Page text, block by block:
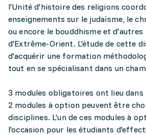
l'Unité d'histoire des religions
enseignements sur le judaïsme, le
ou encore le bouddhisme et d'autres
d'Extrême-Orient. L'étude de cette
d'acquérir une formation
tout en se spécialisant dans un
3 modules obligatoires ont lieu dans
2 modules à option peuvent être
disciplines. L'un de ces modules à
l'occasion pour les étudiants